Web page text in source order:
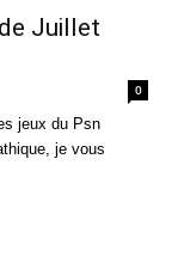
Juillet
0
jeux du Psn
je vous